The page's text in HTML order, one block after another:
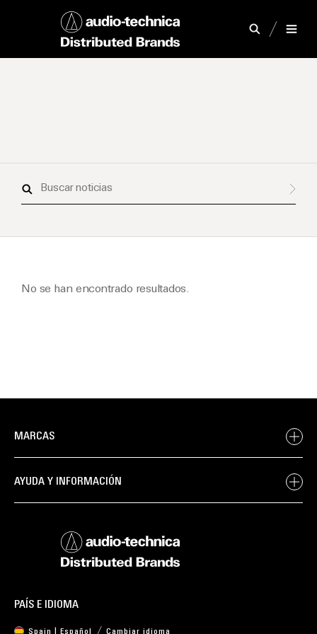
Buscar
No se han encontrado resultados.
MARCAS
AYUDA Y INFORMACIÓN
PAÍS E IDIOMA
Spain | Español Cambiar idioma